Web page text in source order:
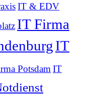
IT & EDV
IT Firma
IT
Potsdam IT